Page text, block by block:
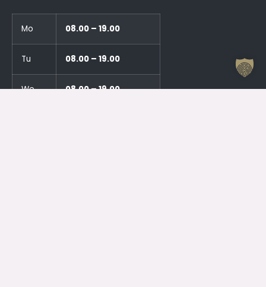
Mo 08.00 – 19.00
Tu 08.00 – 19.00
We 08.00 – 19.00